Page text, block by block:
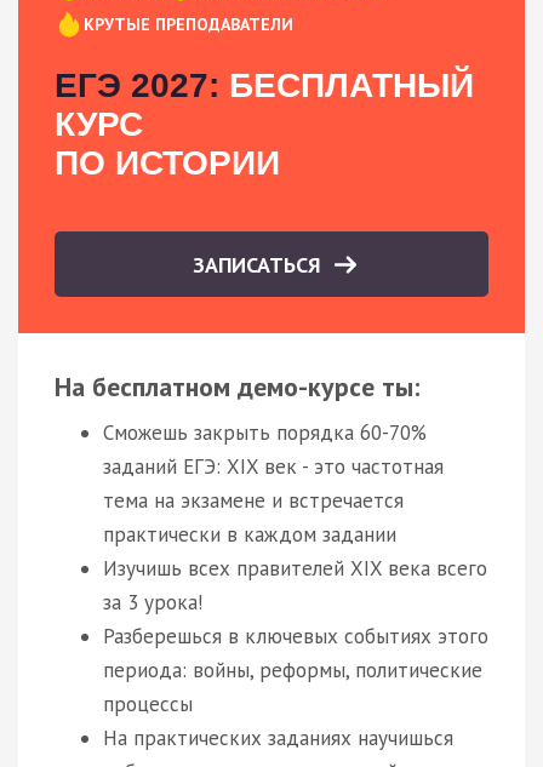
КРУТЫЕ ПРЕПОДАВАТЕЛИ
ЕГЭ 2027: БЕСПЛАТНЫЙ
КУРС
ПО ИСТОРИИ
ЗАПИСАТЬСЯ
На бесплатном демо-курсе ты:
Сможешь закрыть порядка 60-70%
заданий ЕГЭ: XIX век - это частотная
тема на экзамене и встречается
практически в каждом задании
Изучишь всех правителей XIX века всего
за 3 урока!
Разберешься в ключевых событиях этого
периода: войны, реформы, политические
процессы
На практических заданиях научишься